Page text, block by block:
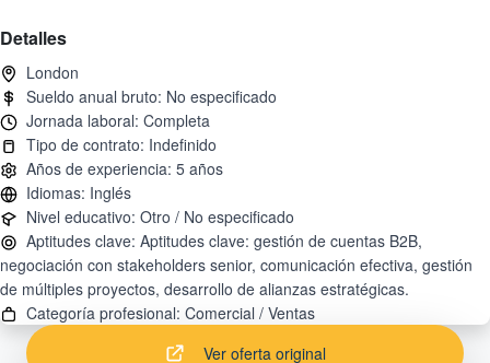
Detalles
Aptitudes clave: Aptitudes clave: gestión de cuentas B2B,
negociación con stakeholders senior, comunicación efectiva, gestión
Ver oferta original